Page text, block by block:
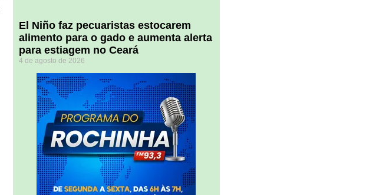
El Niño faz pecuaristas estocarem
alimento para o gado e aumenta alerta
para estiagem no Ceará
4 de agosto de 2026